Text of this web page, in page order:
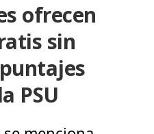
ofrecen
sin
PSU